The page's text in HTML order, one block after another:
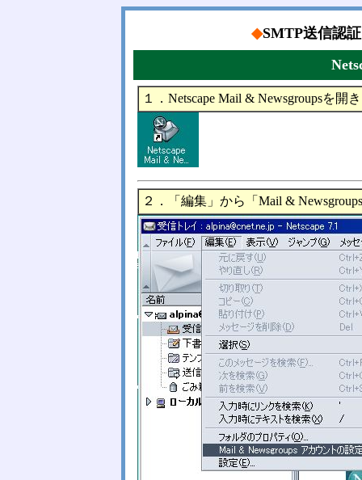
◆SMTP送信認
１．Netscape Mail & Newsgroupsを開
２．「編集」から「Mail &